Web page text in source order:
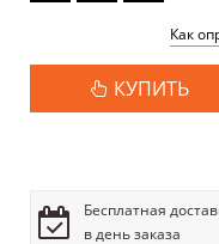
Как
КУПИТЬ
Бесплатная
в день заказа